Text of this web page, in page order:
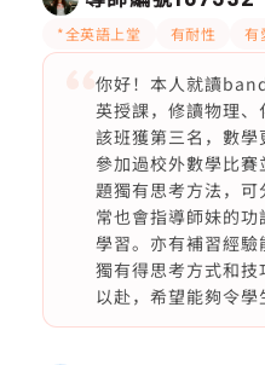
*全英語上堂 有耐性 有
你好！本人就讀
英授課，修讀物理
該班獲第三名，數
參加過校外數學比
題獨有思考方法，可
常也會指導師妹的
學習。亦有補習經
獨有得思考方式和
以赴，希望能夠令學